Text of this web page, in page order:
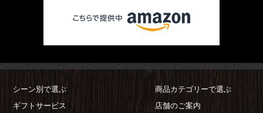
シーン別で選ぶ
商品カテゴリーで選ぶ
ギフトサービス
店舗のご案内